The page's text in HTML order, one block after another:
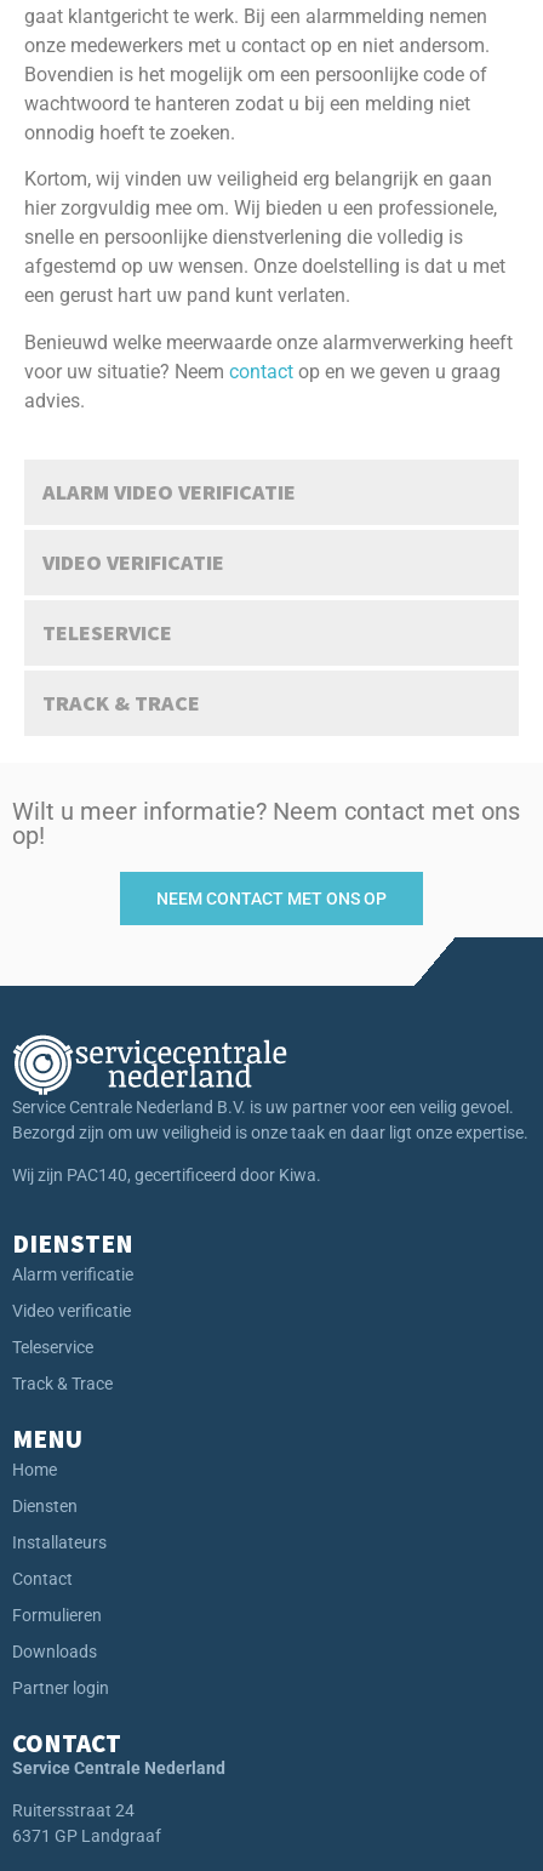
ALARM VIDEO VERIFICATIE
VIDEO VERIFICATIE
TELESERVICE
TRACK & TRACE
gaat klantgericht te werk. Bij een alarmmelding nemen
onze medewerkers met u contact op en niet andersom.
Bovendien is het mogelijk om een persoonlijke code of
wachtwoord te hanteren zodat u bij een melding niet
onnodig hoeft te zoeken.
Kortom, wij vinden uw veiligheid erg belangrijk en gaan
hier zorgvuldig mee om. Wij bieden u een professionele,
snelle en persoonlijke dienstverlening die volledig is
afgestemd op uw wensen. Onze doelstelling is dat u met
een gerust hart uw pand kunt verlaten.
Benieuwd welke meerwaarde onze alarmverwerking heeft
voor uw situatie? Neem contact op en we geven u graag
advies.
Wilt u meer informatie? Neem contact met ons
op!
NEEM CONTACT MET ONS OP
Service Centrale Nederland B.V. is uw partner voor een veilig gevoel.
Bezorgd zijn om uw veiligheid is onze taak en daar ligt onze expertise.
Wij zijn PAC140, gecertificeerd door Kiwa.
DIENSTEN
Alarm verificatie
Video verificatie
Teleservice
Track & Trace
MENU
Home
Diensten
Installateurs
Contact
Formulieren
Downloads
Partner login
CONTACT
Service Centrale Nederland
Ruitersstraat 24
6371 GP Landgraaf